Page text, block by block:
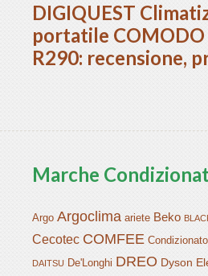
DIGIQUEST
portatile
R290: recensione,
Marche
Argo Argoclima ariete Beko
Cecotec COMFEE
DAITSU De'Longhi DREO Dyson